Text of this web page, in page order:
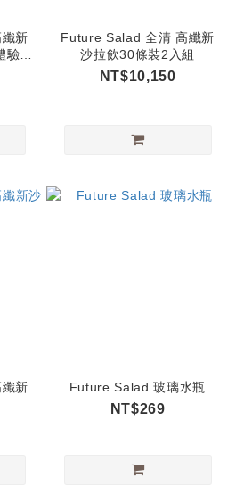
新
裝
Future Salad 全清 高纖新
沙拉飲30條裝2入組
NT$10,150
新
Future Salad 玻璃水瓶
NT$269